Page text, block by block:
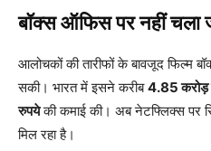
बॉक्स ऑफिस पर नहीं चला
आलोचकों की तारीफों के बावजूद फिल्म
सकी। भारत में इसने करीब4.85 करोड़
रुपयेकी कमाई की। अब नेटफ्लिक्स पर
मिल रहा है।